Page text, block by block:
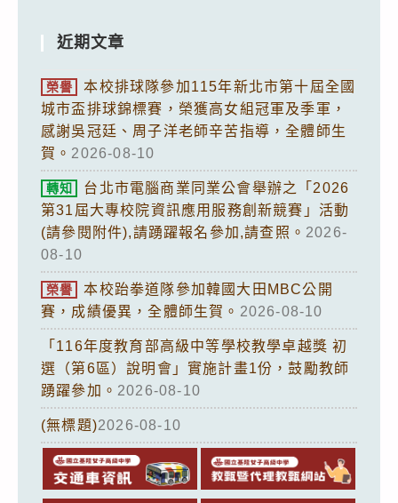
近期文章
榮譽
本校排球隊參加115年新北市第十屆全國
城市盃排球錦標賽，榮獲高女組冠軍及季軍，
感謝吳冠廷、周子洋老師辛苦指導，全體師生
賀。 2026-08-10
轉知
台北市電腦商業同業公會舉辦之「2026
第31屆大專校院資訊應用服務創新競賽」活動
(請參閱附件),請踴躍報名參加,請查照。 2026-
08-10
榮譽
本校跆拳道隊參加韓國大田MBC公開
賽，成績優異，全體師生賀。 2026-08-10
「116年度教育部高級中等學校教學卓越獎 初
選（第6區）說明會」實施計畫1份，鼓勵教師
踴躍參加。 2026-08-10
(無標題)2026-08-10